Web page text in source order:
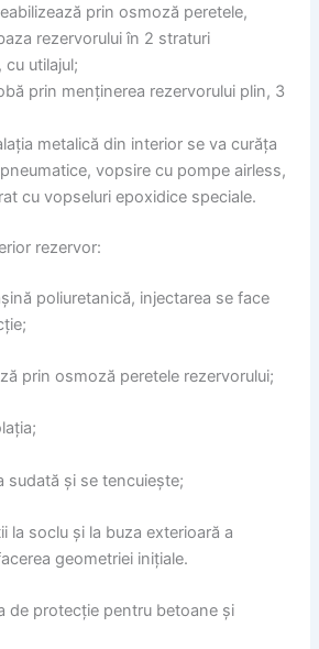
prin osmoză peretele,
rezervorului în 2 straturi
cu utilajul;
prin menținerea rezervorului plin, 3
metalică din interior se va curăța
vopsire cu pompe airless,
cu vopseluri epoxidice speciale.
rezervor:
poliuretanică, injectarea se face
prin osmoză peretele rezervorului;
sudată și se tencuiește;
la soclu și la buza exterioară a
geometriei inițiale.
de protecție pentru betoane și